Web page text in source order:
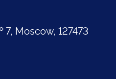
Moscow, 127473